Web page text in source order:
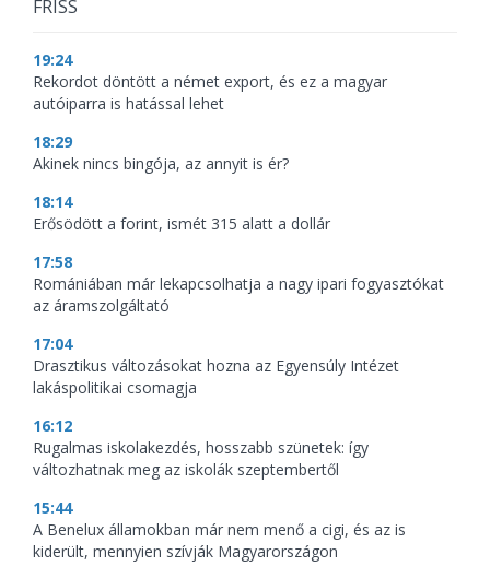
FRISS
19:24
Rekordot döntött a német export, és ez a magyar
autóiparra is hatással lehet
18:29
Akinek nincs bingója, az annyit is ér?
18:14
Erősödött a forint, ismét 315 alatt a dollár
17:58
Romániában már lekapcsolhatja a nagy ipari fogyasztókat
az áramszolgáltató
17:04
Drasztikus változásokat hozna az Egyensúly Intézet
lakáspolitikai csomagja
16:12
Rugalmas iskolakezdés, hosszabb szünetek: így
változhatnak meg az iskolák szeptembertől
15:44
A Benelux államokban már nem menő a cigi, és az is
kiderült, mennyien szívják Magyarországon